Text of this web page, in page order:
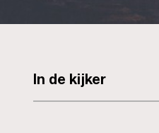
In de kijker